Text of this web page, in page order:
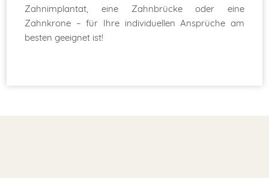
Zahnimplantat, eine Zahnbrücke oder eine
Zahnkrone – für Ihre individuellen Ansprüche am
besten geeignet ist!